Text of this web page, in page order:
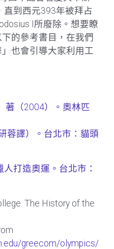
直到西元393年被拜占
I所廢除。想要瞭
的參考書目，在我們
也會引導大家利用工
著（2004）。奧林匹
蓉譯）。台北市：貓頭
打造奧運。台北市：
The History of the
greecom/olympics/